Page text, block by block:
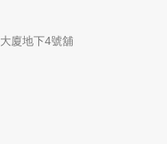
廈地下4號舖